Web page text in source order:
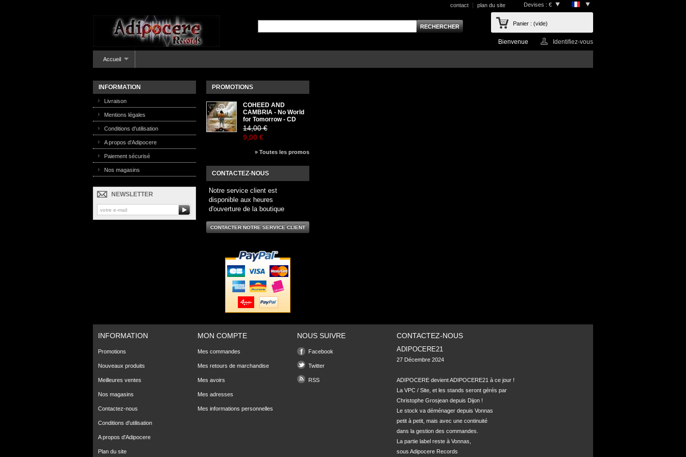
Devises : €
contact plan du site
Panier : (vide)
Bienvenue Identifiez-vous
Accueil
INFORMATION
Livraison
Mentions légales
Conditions d'utilisation
A propos d'Adipocere
Paiement sécurisé
Nos magasins
NEWSLETTER
PROMOTIONS
COHEED AND
CAMBRIA - No World
for Tomorrow - CD
14,00 €
9,00 €
» Toutes les promos
CONTACTEZ-NOUS
Notre service client est
disponible aux heures
d'ouverture de la boutique
CONTACTER NOTRE SERVICE CLIENT
INFORMATION
Promotions
Nouveaux produits
Meilleures ventes
Nos magasins
Contactez-nous
Conditions d'utilisation
A propos d'Adipocere
Plan du site
MON COMPTE
Mes commandes
Mes retours de marchandise
Mes avoirs
Mes adresses
Mes informations personnelles
NOUS SUIVRE
Facebook
Twitter
RSS
CONTACTEZ-NOUS
ADIPOCERE21
27 Décembre 2024
ADIPOCERE devient ADIPOCERE21 à ce jour !
La VPC / Site, et les stands seront gérés par
Christophe Grosjean depuis Dijon !
Le stock va déménager depuis Vonnas
petit à petit, mais avec une continuité
dans la gestion des commandes.
La partie label reste à Vonnas,
sous Adipocere Records